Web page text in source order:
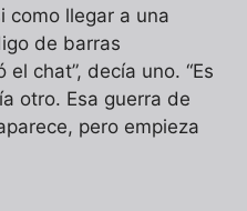
como llegar a una
de barras
el chat”, decía uno. “Es
otro. Esa guerra de
pero empieza